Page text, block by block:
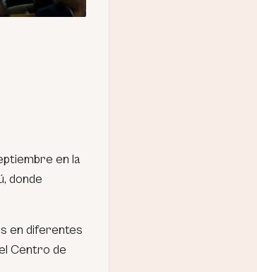
en la
donde
en diferentes
Centro de